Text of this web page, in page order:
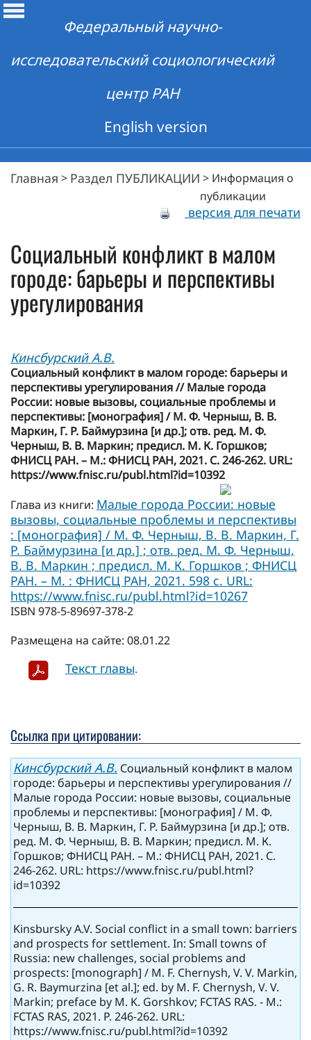
Федеральный научно-
исследовательский социологический
центр РАН
English version
Главная > Раздел ПУБЛИКАЦИИ > Информация о
публикации
версия для печати
Социальный конфликт в малом
городе: барьеры и перспективы
урегулирования
Кинсбурский А.В.
Социальный конфликт в малом городе: барьеры и
перспективы урегулирования // Малые города
России: новые вызовы, социальные проблемы и
перспективы: [монография] / М. Ф. Черныш, В. В.
Маркин, Г. Р. Баймурзина [и др.]; отв. ред. М. Ф.
Черныш, В. В. Маркин; предисл. М. К. Горшков;
ФНИСЦ РАН. – М.: ФНИСЦ РАН, 2021. С. 246-262. URL:
https://www.fnisc.ru/publ.html?id=10392
Глава из книги: Малые города России: новые
вызовы, социальные проблемы и перспективы
: [монография] / М. Ф. Черныш, В. В. Маркин, Г.
Р. Баймурзина [и др.] ; отв. ред. М. Ф. Черныш,
В. В. Маркин ; предисл. М. К. Горшков ; ФНИСЦ
РАН. – М. : ФНИСЦ РАН, 2021. 598 с. URL:
https://www.fnisc.ru/publ.html?id=10267
ISBN 978-5-89697-378-2
Размещена на сайте: 08.01.22
Текст главы.
Ссылка при цитировании:
Кинсбурский А.В. Социальный конфликт в малом
городе: барьеры и перспективы урегулирования //
Малые города России: новые вызовы, социальные
проблемы и перспективы: [монография] / М. Ф.
Черныш, В. В. Маркин, Г. Р. Баймурзина [и др.]; отв.
ред. М. Ф. Черныш, В. В. Маркин; предисл. М. К.
Горшков; ФНИСЦ РАН. – М.: ФНИСЦ РАН, 2021. С.
246-262. URL: https://www.fnisc.ru/publ.html?
id=10392
Kinsbursky A.V. Social conflict in a small town: barriers
and prospects for settlement. In: Small towns of
Russia: new challenges, social problems and
prospects: [monograph] / M. F. Chernysh, V. V. Markin,
G. R. Baymurzina [et al.]; ed. by M. F. Chernysh, V. V.
Markin; preface by M. K. Gorshkov; FCTAS RAS. - M.:
FCTAS RAS, 2021. P. 246-262. URL:
https://www.fnisc.ru/publ.html?id=10392